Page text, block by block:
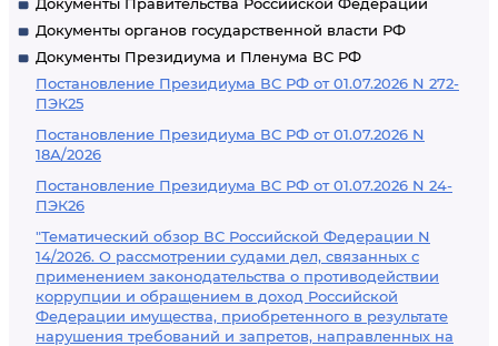
Документы органов государственной власти РФ
Документы Президиума и Пленума ВС РФ
Постановление Президиума ВС РФ от 01.07.2026 N 272-
ПЭК25
Постановление Президиума ВС РФ от 01.07.2026 N
18А/2026
Постановление Президиума ВС РФ от 01.07.2026 N 24-
ПЭК26
"Тематический обзор ВС Российской Федерации N
14/2026. О рассмотрении судами дел, связанных с
применением законодательства о противодействии
коррупции и обращением в доход Российской
Федерации имущества, приобретенного в результате
нарушения требований и запретов, направленных на